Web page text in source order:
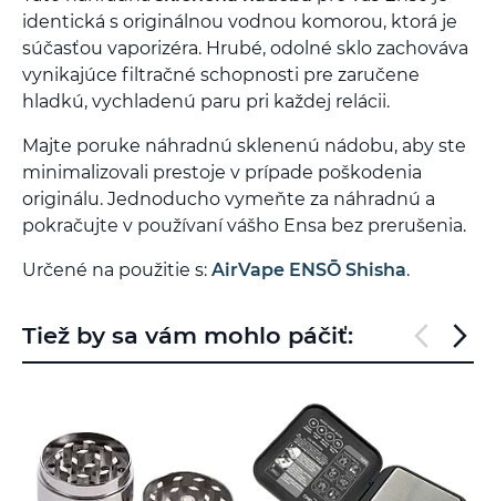
identická s originálnou vodnou komorou, ktorá je
súčasťou vaporizéra. Hrubé, odolné sklo zachováva
vynikajúce filtračné schopnosti pre zaručene
hladkú, vychladenú paru pri každej relácii.
Majte poruke náhradnú sklenenú nádobu, aby ste
minimalizovali prestoje v prípade poškodenia
originálu. Jednoducho vymeňte za náhradnú a
pokračujte v používaní vášho Ensa bez prerušenia.
Určené na použitie s: AirVape ENSŌ Shisha.
Tiež by sa vám mohlo páčiť: